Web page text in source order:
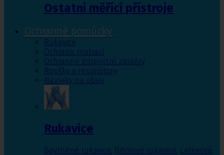
Ostatní měřící přístroje
Ochranné pomůcky
Rukavice
Ochrana matrací
Ochranné zdravotní zástěry
Roušky a respirátory
Návleky na obuv
Rukavice
Bavlněné rukavice, Nitrilové rukavice, Latexové